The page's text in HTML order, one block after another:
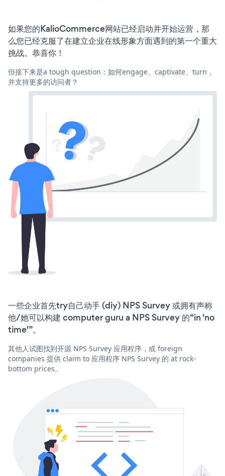
如果您的KalioCommerce网站已经启动并开始运营，那
么您已经克服了在建立企业在线形象方面遇到的第一个重大
挑战。恭喜你！
但接下来是a tough question：如何engage、captivate、turn，
并支持更多的访问者？
一些企业首先try自己动手 (diy) NPS Survey 或拥有声称
他/她可以构建 computer guru a NPS Survey 的“in 'no
time'”。
其他人试图找到开源 NPS Survey 应用程序，或 foreign
companies 提供 claim to 应用程序 NPS Survey 的 at rock-
bottom prices。